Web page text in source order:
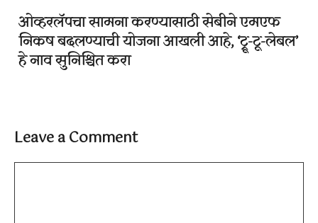
ओव्हरलॅपचा सामना करण्यासाठी सेबीने एमएफ
निकष बदलण्याची योजना आखली आहे, ‘ट्रू-टू-लेबल’
हे नाव सुनिश्चित करा
Leave a Comment
Comment